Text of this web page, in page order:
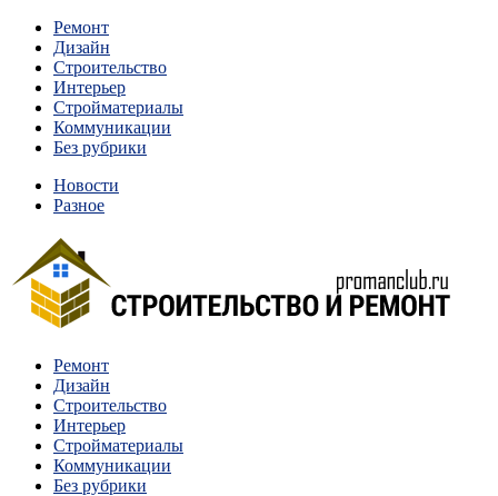
Перейти
содержимому
Ремонт
Дизайн
Строительство
Интерьер
Стройматериалы
Коммуникации
Без рубрики
Новости
Разное
Строительство и ремонт
Квартиры и дома, в которых живут разные люди, очень
отличаются между собой.
Ремонт
Дизайн
Строительство
Интерьер
Стройматериалы
Коммуникации
Без рубрики